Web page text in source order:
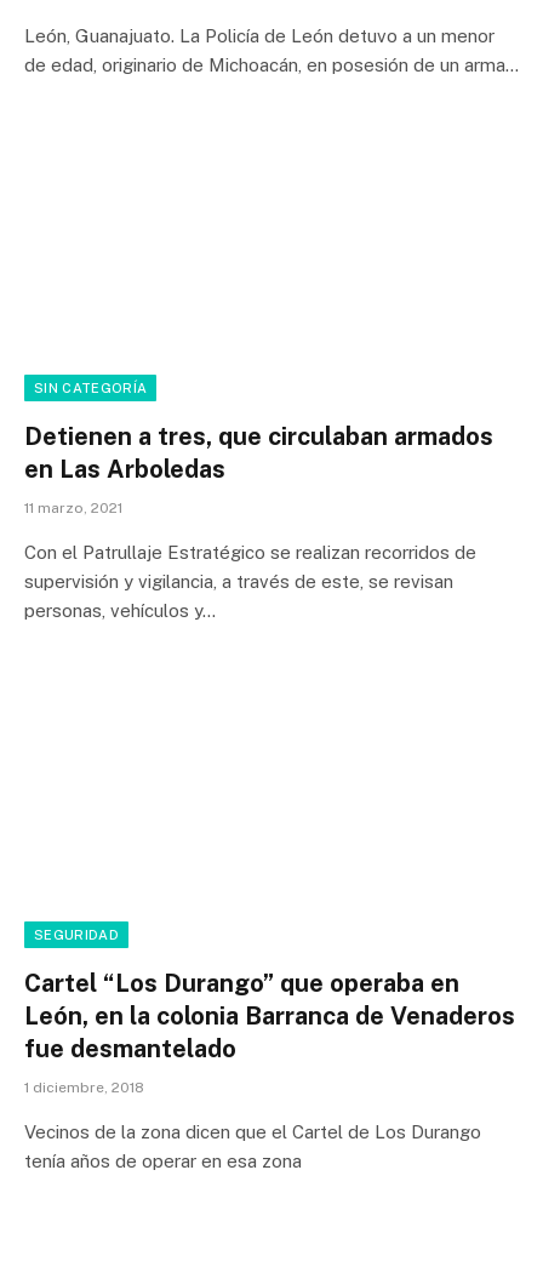
León, Guanajuato. La Policía de León detuvo a un menor
de edad, originario de Michoacán, en posesión de un arma…
SIN CATEGORÍA
Detienen a tres, que circulaban armados
en Las Arboledas
11 marzo, 2021
Con el Patrullaje Estratégico se realizan recorridos de
supervisión y vigilancia, a través de este, se revisan
personas, vehículos y…
SEGURIDAD
Cartel “Los Durango” que operaba en
León, en la colonia Barranca de Venaderos
fue desmantelado
1 diciembre, 2018
Vecinos de la zona dicen que el Cartel de Los Durango
tenía años de operar en esa zona